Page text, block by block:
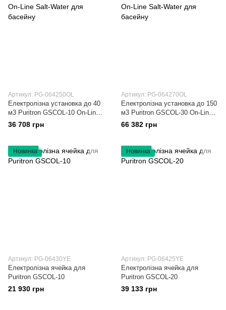
Артикул: PG-064250OL
Електролізна установка до 40
м3 Puritron GSCOL-10 On-Line
Salt-Water для басейну
36 708 грн
Артикул: PG-064270OL
Електролізна установка до 150
м3 Puritron GSCOL-30 On-Line
Salt-Water для басейну
66 382 грн
Новинка
Артикул: PG-06430YE
Електролізна ячейка для
Puritron GSCOL-10
21 930 грн
Новинка
Артикул: PG-06425YE
Електролізна ячейка для
Puritron GSCOL-20
39 133 грн